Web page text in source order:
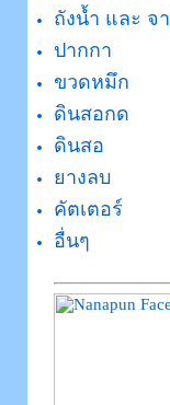
ถังน้ำ และ จ
ปากกา
ขวดหมึก
ดินสอกด
ดินสอ
ยางลบ
คัตเตอร์
อื่นๆ